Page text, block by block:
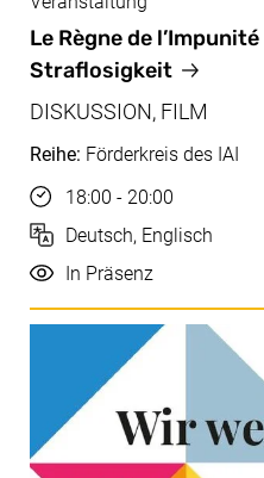
Sept, 10.09.2025
Le Règne de l’Impunité
Straflosigkeit
DISKUSSION, FILM
Reihe: Förderkreis des IAI
Uhrzeit
18:00 - 20:00
Sprache
Deutsch, Englisch
Durchführung
In Präsenz